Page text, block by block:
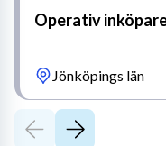
Operativ
Jönköpings län